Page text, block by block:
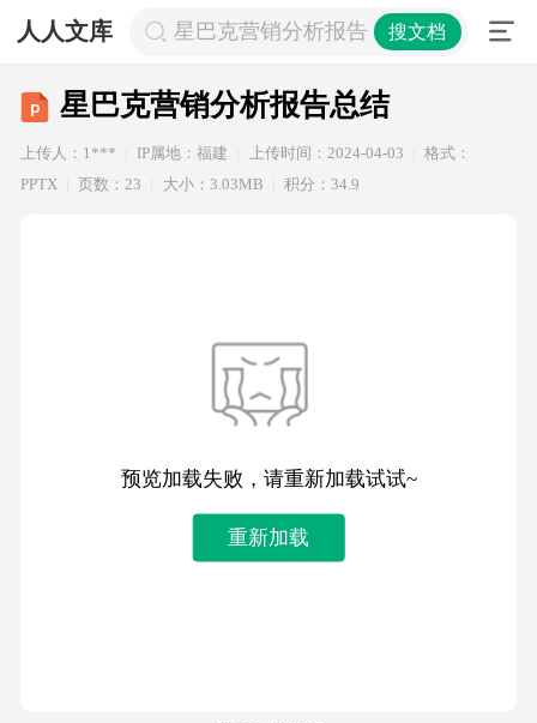
人人文库 星巴克营销分析报告总结搜文档
星巴克营销分析报告总结
上传人：1*** IP属地：福建 上传时间：2024-04-03
格式：
PPTX
页数：23 大小：3.03MB 积分：34.9
预览加载失败，请重新加载试试~
重新加载